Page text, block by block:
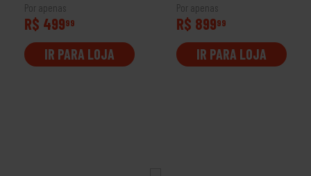
Por apenas
R$ 49999
IR PARA LOJA
Por apenas
R$ 89999
IR PARA LOJA